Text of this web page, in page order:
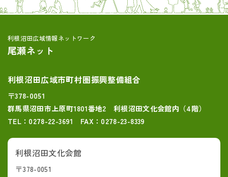
利根沼田広域情報ネットワーク
尾瀬ネット
利根沼田広域市町村圏振興整備組合
〒378-0051
群馬県沼田市上原町1801番地2 利根沼田文化会館内（4階）
TEL：0278-22-3691 FAX：0278-23-8339
利根沼田文化会館
〒378-0051